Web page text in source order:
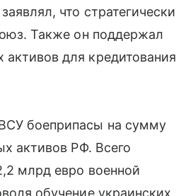
что стратегически
Также он поддержал
для кредитования
боеприпасы на сумму
активов РФ. Всего
млрд евро военной
обучение украинских